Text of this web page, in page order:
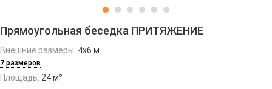
Прямоугольная беседка ПРИТЯЖЕНИЕ
Внешние размеры: 4х6 м
7 размеров
Площадь: 24 м²